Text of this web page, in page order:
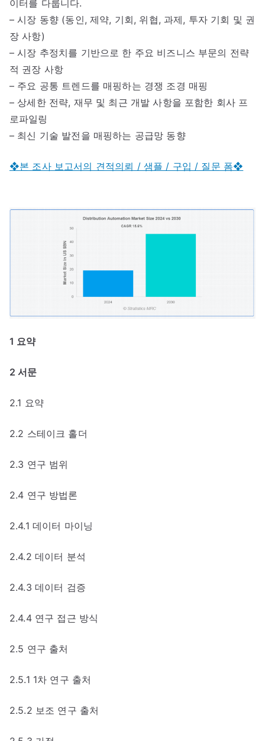
이터를 다룹니다.
– 시장 동향 (동인, 제약, 기회, 위협, 과제, 투자 기회 및 권
장 사항)
– 시장 추정치를 기반으로 한 주요 비즈니스 부문의 전략
적 권장 사항
– 주요 공통 트렌드를 매핑하는 경쟁 조경 매핑
– 상세한 전략, 재무 및 최근 개발 사항을 포함한 회사 프
로파일링
– 최신 기술 발전을 매핑하는 공급망 동향
❖본 조사 보고서의 견적의뢰 / 샘플 / 구입 / 질문 폼❖
1 요약
2 서문
2.1 요약
2.2 스테이크 홀더
2.3 연구 범위
2.4 연구 방법론
2.4.1 데이터 마이닝
2.4.2 데이터 분석
2.4.3 데이터 검증
2.4.4 연구 접근 방식
2.5 연구 출처
2.5.1 1차 연구 출처
2.5.2 보조 연구 출처